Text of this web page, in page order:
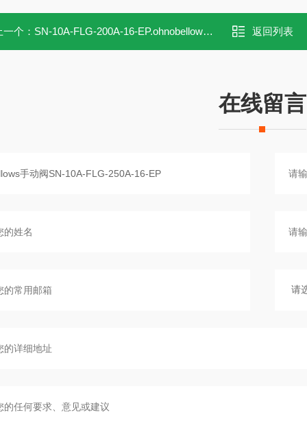
一个： SN-10A-FLG-200A-16-EP.ohnobellows手动阀SN-10A-FLG-200A-16-EP 返回列表
在线留言